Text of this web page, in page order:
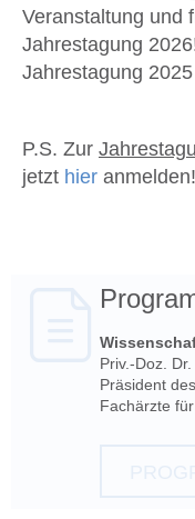
Veranstaltung und
Jahrestagung
Jahrestagung
P.S. Zur
jetzt hier anmelden!
Priv.-Doz.
Präsident
Fachärzte